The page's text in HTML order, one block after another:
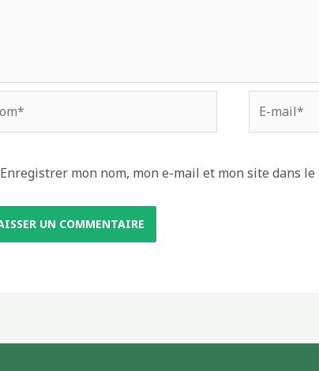
Enregistrer mon nom, mon e-mail et mon site dans